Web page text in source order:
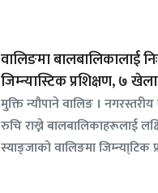
वालिङमा बालबालिकालाई
जिम्न्यास्टिक प्रशिक्षण, ७
​मुक्ति न्यौपाने वालिङ ।
रुचि राख्ने बालबालिकाहरूलाई
स्याङ्जाको वालिङमा जिम्न्या्टिक